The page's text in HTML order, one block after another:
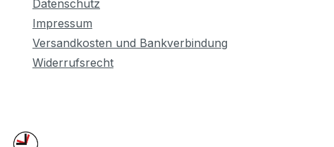
Datenschutz
Impressum
Versandkosten und Bankverbindung
Widerrufsrecht